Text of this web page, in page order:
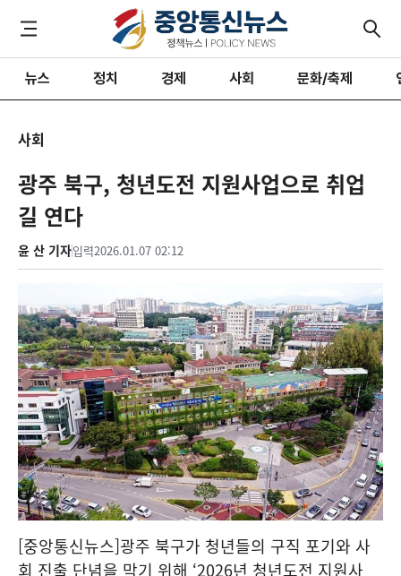
뉴스 정치 경제 사회 문화/축제
사회
광주 북구, 청년도전 지원사업으로 취업
길 연다
윤 산 기자입력2026.01.07 02:12
[중앙통신뉴스]광주 북구가 청년들의 구직 포기와 사
회 진출 단념을 막기 위해 ‘2026년 청년도전 지원사